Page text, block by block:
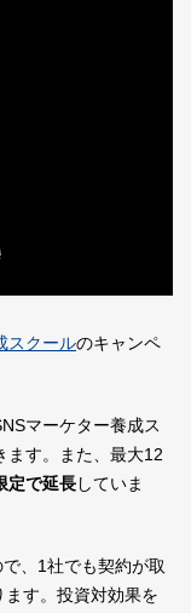
スクールのキャンペ
マーケター養成ス
ます。また、最大12
定で延長していま
、1社でも契約が取
す。投資対効果を